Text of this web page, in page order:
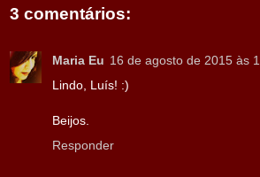
3 comentários:
Maria Eu 16 de agosto de 2015 às
Lindo, Luís! :)
Beijos.
Responder